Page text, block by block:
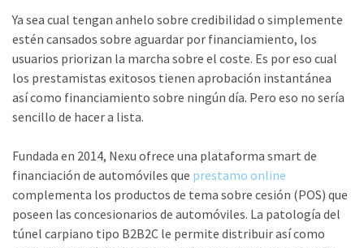
Ya sea cual tengan anhelo sobre credibilidad o simplemente
estén cansados ​​sobre aguardar por financiamiento, los
usuarios priorizan la marcha sobre el coste. Es por eso cual
los prestamistas exitosos tienen aprobación instantánea
así­ como financiamiento sobre ningún día. Pero eso no serí­a
sencillo de hacer a lista.
Fundada en 2014, Nexu ofrece una plataforma smart de
financiación de automóviles que prestamo online
complementa los productos de tema sobre cesión (POS) que
poseen las concesionarios de automóviles. La patologí­a del
túnel carpiano tipo B2B2C le permite distribuir así­ como